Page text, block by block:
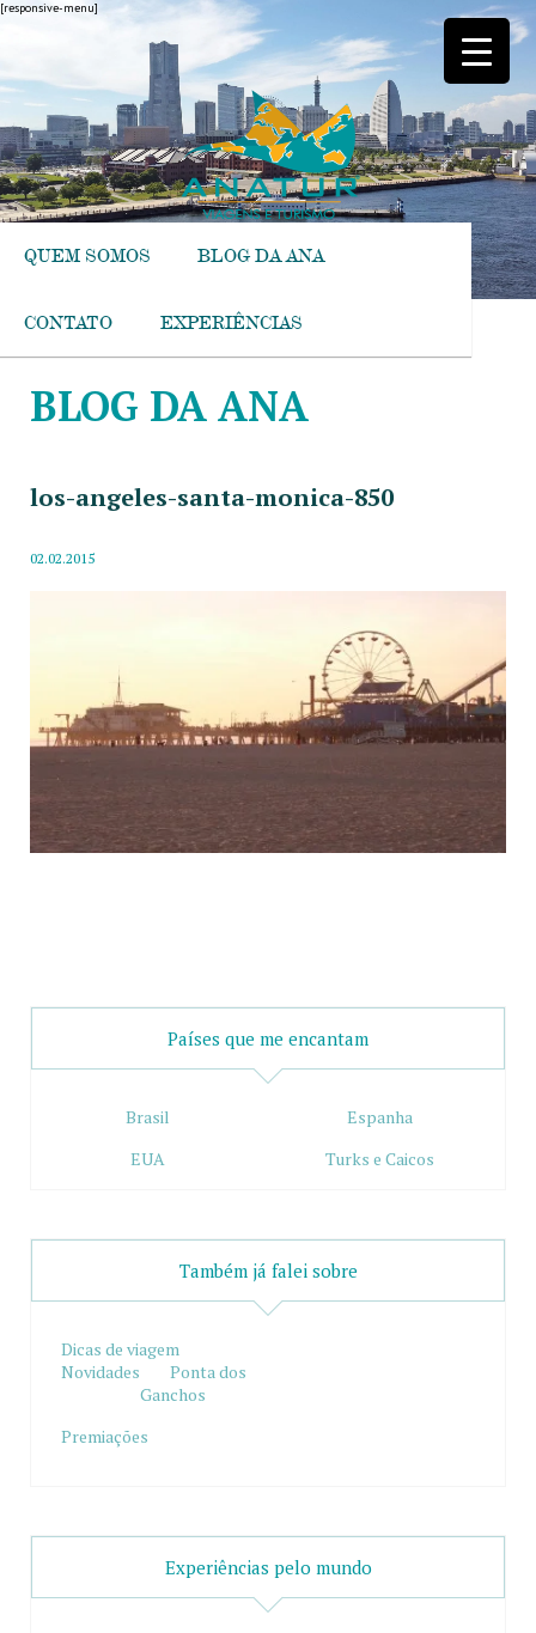
[responsive-menu]
QUEM SOMOS BLOG DA ANA
CONTATO EXPERIÊNCIAS
BLOG DA ANA
los-angeles-santa-monica-850
02.02.2015
Países que me encantam
Brasil
Espanha
EUA
Turks e Caicos
Também já falei sobre
Dicas de viagem
Novidades
Ponta dos
Ganchos
Premiações
Experiências pelo mundo